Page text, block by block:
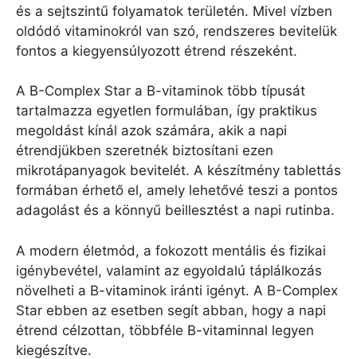
és a sejtszintű folyamatok területén. Mivel vízben
oldódó vitaminokról van szó, rendszeres bevitelük
fontos a kiegyensúlyozott étrend részeként.
A B-Complex Star a B-vitaminok több típusát
tartalmazza egyetlen formulában, így praktikus
megoldást kínál azok számára, akik a napi
étrendjükben szeretnék biztosítani ezen
mikrotápanyagok bevitelét. A készítmény tablettás
formában érhető el, amely lehetővé teszi a pontos
adagolást és a könnyű beillesztést a napi rutinba.
A modern életmód, a fokozott mentális és fizikai
igénybevétel, valamint az egyoldalú táplálkozás
növelheti a B-vitaminok iránti igényt. A B-Complex
Star ebben az esetben segít abban, hogy a napi
étrend célzottan, többféle B-vitaminnal legyen
kiegészítve.